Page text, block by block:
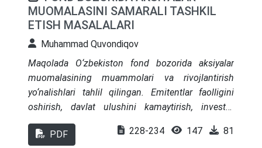
xizmat qiladi
berilgan
MUOMALASINI SAMARALI TASHKIL
ETISH MASALALARI
Muhammad Quvondiqov
Maqolada O‘zbekiston fond bozorida aksiyalar
muomalasining muammolari va rivojlantirish
yo‘nalishlari tahlil qilingan. Emitentlar faolligini
oshirish, davlat ulushini kamaytirish, investor
huquqlarini himoya qilish va dividend siyosatini
muvozanatlashtirish bo‘yicha takliflar berilgan.
PDF 228-234 147 81